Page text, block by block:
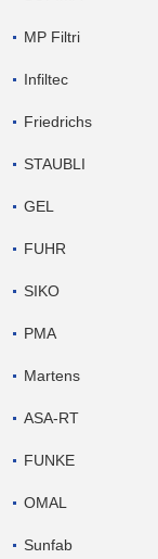
MP Filtri
Infiltec
Friedrichs
STAUBLI
GEL
FUHR
SIKO
PMA
Martens
ASA-RT
FUNKE
OMAL
Sunfab